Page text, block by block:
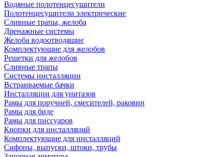
Водяные полотенцесушители
Полотенцесушители электрические
Сливные трапы, желоба
Дренажные системы
Желоба водоотводящие
Комплектующие для желобов
Решетки для желобов
Сливные трапы
Системы инсталляции
Встраиваемые бачки
Инсталляции для унитазов
Рамы для поручней, смесителей, раковин
Рамы для биде
Рамы для писсуаров
Кнопки для инсталляций
Комплектующие для инсталляций
Сифоны, выпуски, штоки, трубы